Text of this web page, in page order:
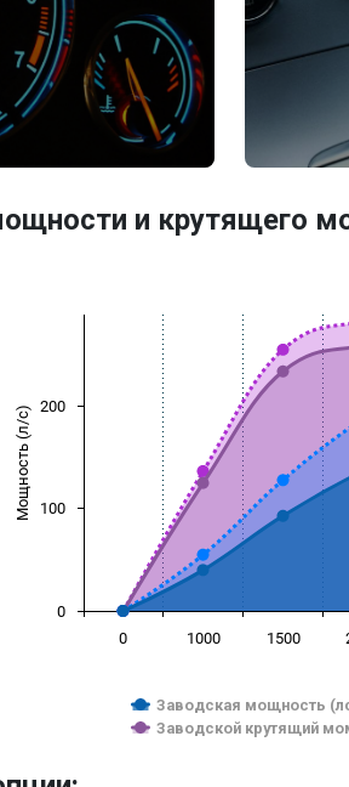
и крутящего
Мощность (л/с)
Заводская мощность
Заводской крутящий
0 1000 1500
0
100
200